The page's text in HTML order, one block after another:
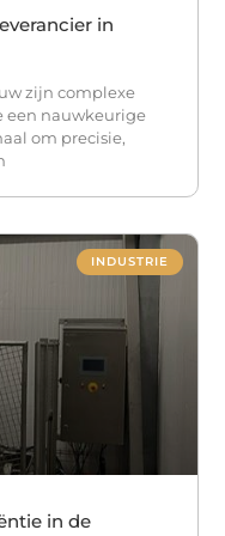
in
zijn complexe
een nauwkeurige
om precisie,
INDUSTRIE
in de